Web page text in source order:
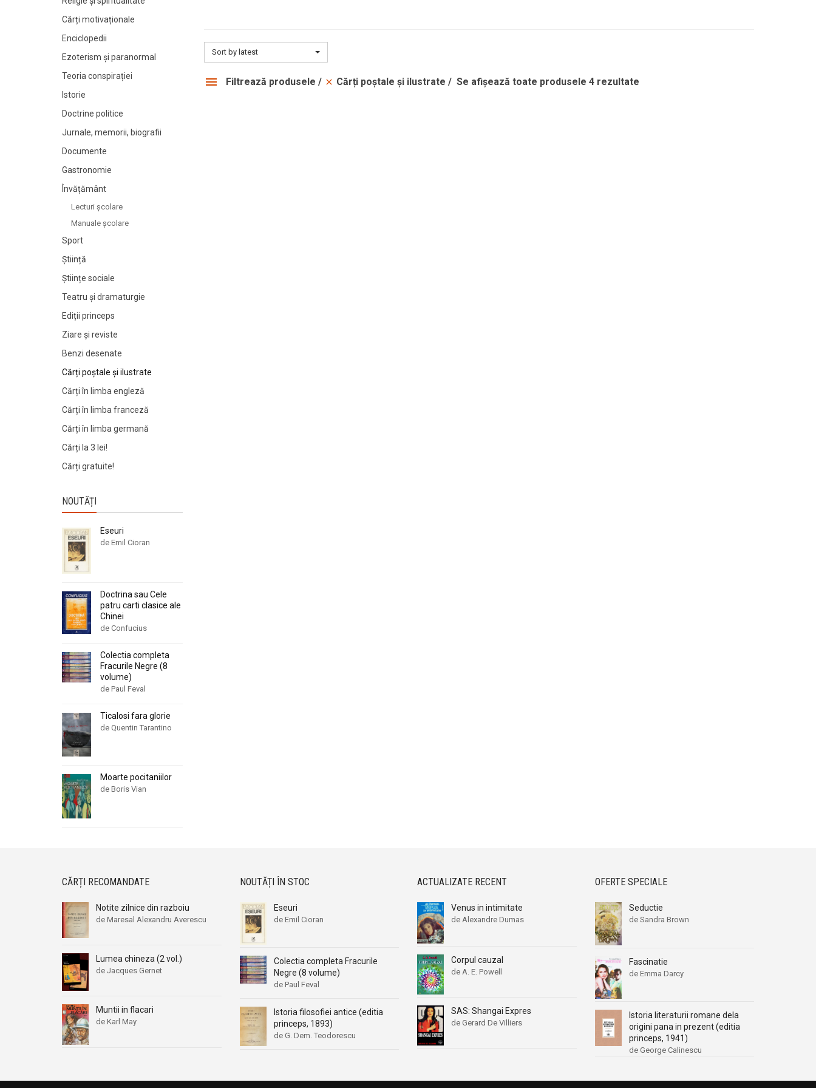
Sort by latest
Filtrează produsele Cărți poștale și ilustrate Se afișează toate produsele 4 rezultate
Cărți motivaționale
Enciclopedii
Ezoterism și paranormal
Teoria conspirației
Istorie
Doctrine politice
Jurnale, memorii, biografii
Documente
Gastronomie
Învățământ
Lecturi şcolare
Manuale şcolare
Sport
Știință
Științe sociale
Teatru și dramaturgie
Ediții princeps
Ziare şi reviste
Benzi desenate
Cărți poștale și ilustrate
Cărți în limba engleză
Cărți în limba franceză
Cărți în limba germană
Cărți la 3 lei!
Cărți gratuite!
NOUTĂȚI
Eseuri
de Emil Cioran
Doctrina sau Cele
patru carti clasice ale
Chinei
de Confucius
Colectia completa
Fracurile Negre (8
volume)
de Paul Feval
Ticalosi fara glorie
de Quentin Tarantino
Moarte pocitaniilor
de Boris Vian
CĂRȚI RECOMANDATE
Notite zilnice din razboiu
de Maresal Alexandru Averescu
Lumea chineza (2 vol.)
de Jacques Gernet
Muntii in flacari
de Karl May
NOUTĂȚI ÎN STOC
Eseuri
de Emil Cioran
Colectia completa Fracurile
Negre (8 volume)
de Paul Feval
Istoria filosofiei antice (editia
princeps, 1893)
de G. Dem. Teodorescu
ACTUALIZATE RECENT
Venus in intimitate
de Alexandre Dumas
Corpul cauzal
de A. E. Powell
SAS: Shangai Expres
de Gerard De Villiers
OFERTE SPECIALE
Seductie
de Sandra Brown
Fascinatie
de Emma Darcy
Istoria literaturii romane dela
origini pana in prezent (editia
princeps, 1941)
de George Calinescu